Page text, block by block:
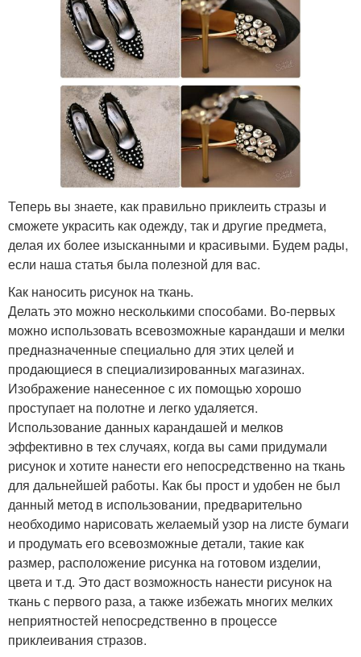
Теперь вы знаете, как правильно приклеить стразы и
сможете украсить как одежду, так и другие предмета,
делая их более изысканными и красивыми. Будем рады,
если наша статья была полезной для вас.
Как наносить рисунок на ткань.
Делать это можно несколькими способами. Во-первых
можно использовать всевозможные карандаши и мелки
предназначенные специально для этих целей и
продающиеся в специализированных магазинах.
Изображение нанесенное с их помощью хорошо
проступает на полотне и легко удаляется.
Использование данных карандашей и мелков
эффективно в тех случаях, когда вы сами придумали
рисунок и хотите нанести его непосредственно на ткань
для дальнейшей работы. Как бы прост и удобен не был
данный метод в использовании, предварительно
необходимо нарисовать желаемый узор на листе бумаги
и продумать его всевозможные детали, такие как
размер, расположение рисунка на готовом изделии,
цвета и т.д. Это даст возможность нанести рисунок на
ткань с первого раза, а также избежать многих мелких
неприятностей непосредственно в процессе
приклеивания стразов.